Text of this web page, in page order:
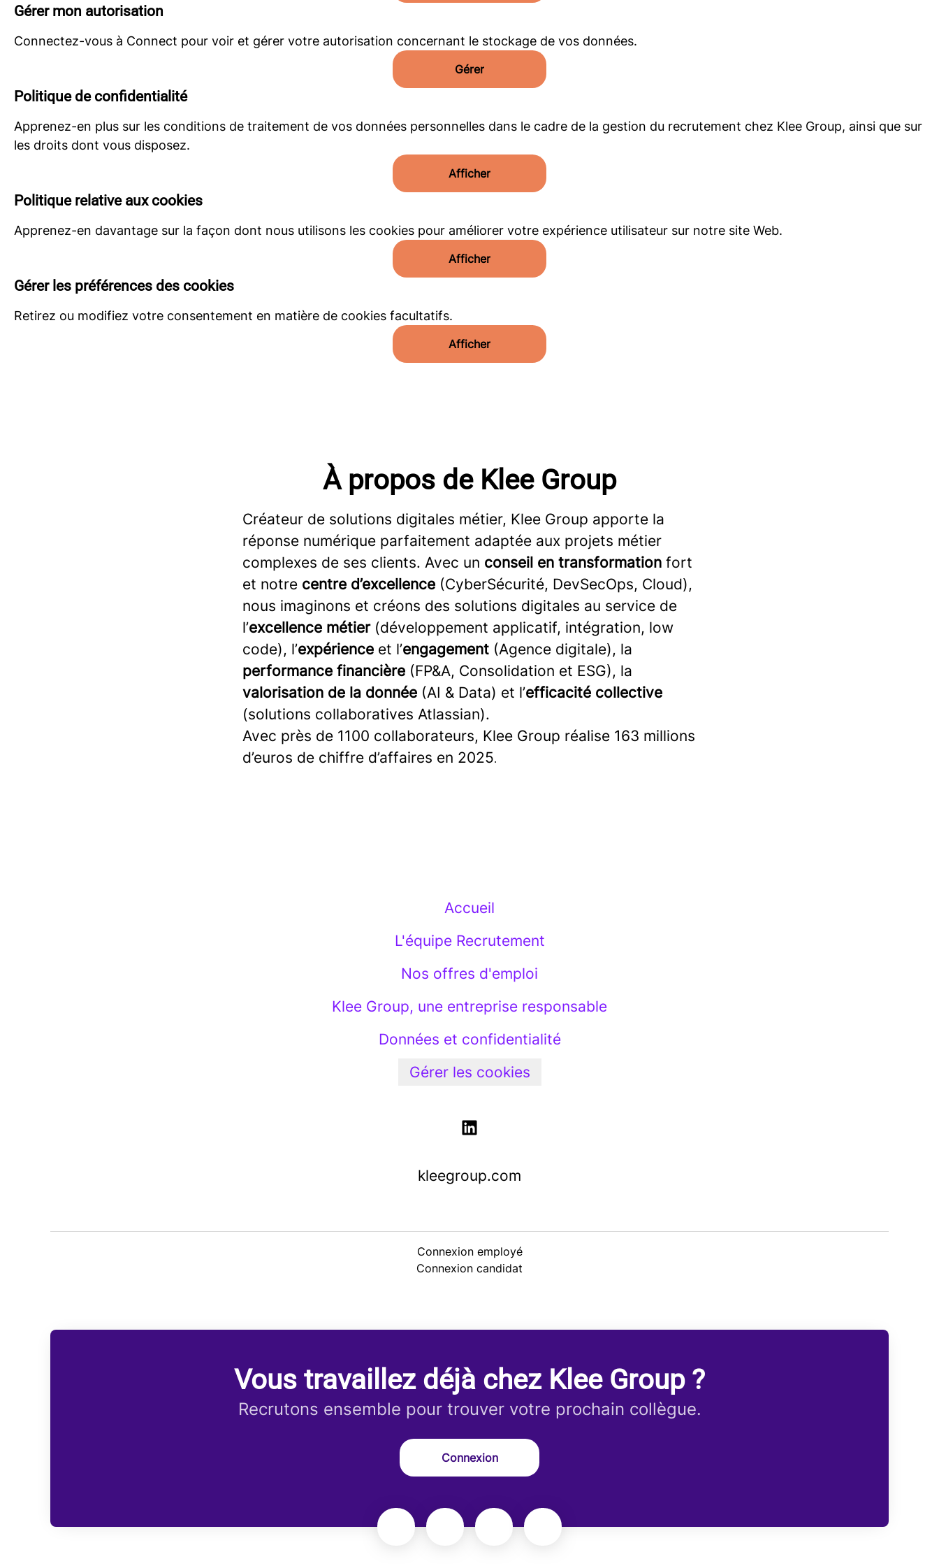
Gérer mon autorisation
Connectez-vous à Connect pour voir et gérer votre autorisation concernant le stockage de vos données.
Gérer
Politique de confidentialité
Apprenez-en plus sur les conditions de traitement de vos données personnelles dans le cadre de la gestion du recrutement chez Klee Group, ainsi que sur
les droits dont vous disposez.
Afficher
Politique relative aux cookies
Apprenez-en davantage sur la façon dont nous utilisons les cookies pour améliorer votre expérience utilisateur sur notre site Web.
Afficher
Gérer les préférences des cookies
Retirez ou modifiez votre consentement en matière de cookies facultatifs.
Afficher
À propos de Klee Group
Créateur de solutions digitales métier, Klee Group apporte la
réponse numérique parfaitement adaptée aux projets métier
complexes de ses clients. Avec un conseil en transformation fort
et notre centre d’excellence (CyberSécurité, DevSecOps, Cloud),
nous imaginons et créons des solutions digitales au service de
l’excellence métier (développement applicatif, intégration, low
code), l’expérience et l’engagement (Agence digitale), la
performance financière (FP&A, Consolidation et ESG), la
valorisation de la donnée (AI & Data) et l’efficacité collective
(solutions collaboratives Atlassian).
Avec près de 1100 collaborateurs, Klee Group réalise 163 millions
d’euros de chiffre d’affaires en 2025.
Accueil
L'équipe Recrutement
Nos offres d'emploi
Klee Group, une entreprise responsable
Données et confidentialité
Gérer les cookies
kleegroup.com
Connexion employé
Connexion candidat
Vous travaillez déjà chez Klee Group ?
Recrutons ensemble pour trouver votre prochain collègue.
Connexion